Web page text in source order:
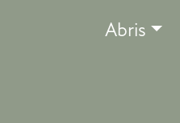
Abris